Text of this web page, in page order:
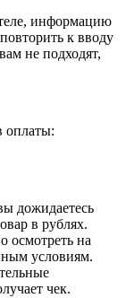
информацию
к вводу
не подходят,
оплаты:
дожидаетесь
в рублях.
осмотреть на
условиям.
чек.